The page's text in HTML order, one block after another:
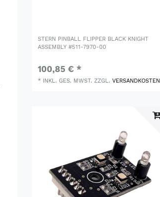
STERN PINBALL FLIPPER BLACK KNIGHT
ASSEMBLY #511-7970-00
100,85 € *
* INKL. GES. MWST. ZZGL.VERSANDKOSTEN